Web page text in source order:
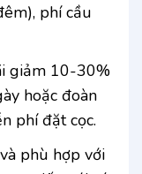
phí cầu
giảm 10-30%
hoặc đoàn
phí đặt cọc.
phù hợp với